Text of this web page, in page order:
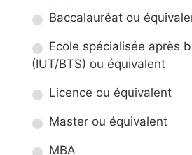
Baccalauréat ou
Ecole spécialisée après
(IUT/BTS) ou équivalent
Licence ou équivalent
Master ou équivalent
MBA